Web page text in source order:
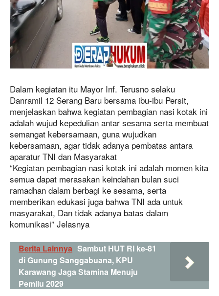
Dalam kegiatan itu Mayor Inf. Terusno selaku
Danramil 12 Serang Baru bersama ibu-ibu Persit,
menjelaskan bahwa kegiatan pembagian nasi kotak ini
adalah wujud kepedulian antar sesama serta membuat
semangat kebersamaan, guna wujudkan
kebersamaan, agar tidak adanya pembatas antara
aparatur TNI dan Masyarakat
“Kegiatan pembagian nasi kotak ini adalah momen kita
semua dapat merasakan keindahan bulan suci
ramadhan dalam berbagi ke sesama, serta
memberikan edukasi juga bahwa TNI ada untuk
masyarakat, Dan tidak adanya batas dalam
komunikasi” Jelasnya
Berita Lainnya Sambut HUT RI ke-81
di Gunung Sanggabuana, KPU
Karawang Jaga Stamina Menuju
Pemilu 2029